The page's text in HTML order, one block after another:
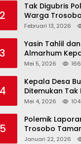
2
Tak Digubris
Warga
Dumas Dugaan
Kapolri
Februari 13, 2026
3
Yasin Tahlil
Almarhum
Buncitan
Mei 5, 2026
4
Kepala Desa
Ditemukan Tak
Ruang Kerja,
Mei 4, 2026
5
Polemik
Trosobo
Walk Out dan
Januari 22, 2026